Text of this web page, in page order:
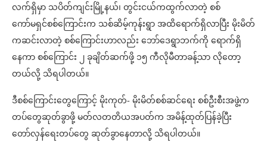
လက်ရှိမှာ သပိတ်ကျင်းမြို့နယ်၊ တွင်းငယ်ကထွက်လာတဲ့ စစ်
ကော်မရှင်စစ်ကြောင်းက သစ်ဆိမ့်ကုန်းရွာ အထိရောက်ရှိလာပြီး မိုးမိတ်
ကဆင်းလာတဲ့ စစ်ကြောင်းဟာလည်း ဘော်ဒေ‌‌ရွာဘက်ကို ရောက်ရှိ
နေကာ စစ်ကြောင်း ၂ ခုချိတ်ဆက်ဖို့ ၁၅ ကီလိုမီတာခန့်သာ လိုတော့
တယ်လို့ သိရပါတယ်။
ဒီစစ်ကြောင်းတွေကြောင့် မိုးကုတ်- မိုးမိတ်စစ်ဆင်ရေး စစ်ဦးစီးအဖွဲ့က
တပ်တွေဆုတ်ခွာဖို့ မတ်လတတိယအပတ်က အမိန့်ထုတ်ပြန်ခဲ့ပြီး
တော်လှန်ရေးတပ်တွေ ဆုတ်ခွာနေတာလို့ သိရပါတယ်။